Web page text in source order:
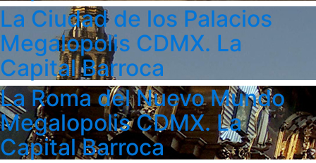
La Ciudad de los Palacios
Megalopolis CDMX. La
Capital Barroca
La Roma del Nuevo Mundo
Megalopolis CDMX. La
Capital Barroca